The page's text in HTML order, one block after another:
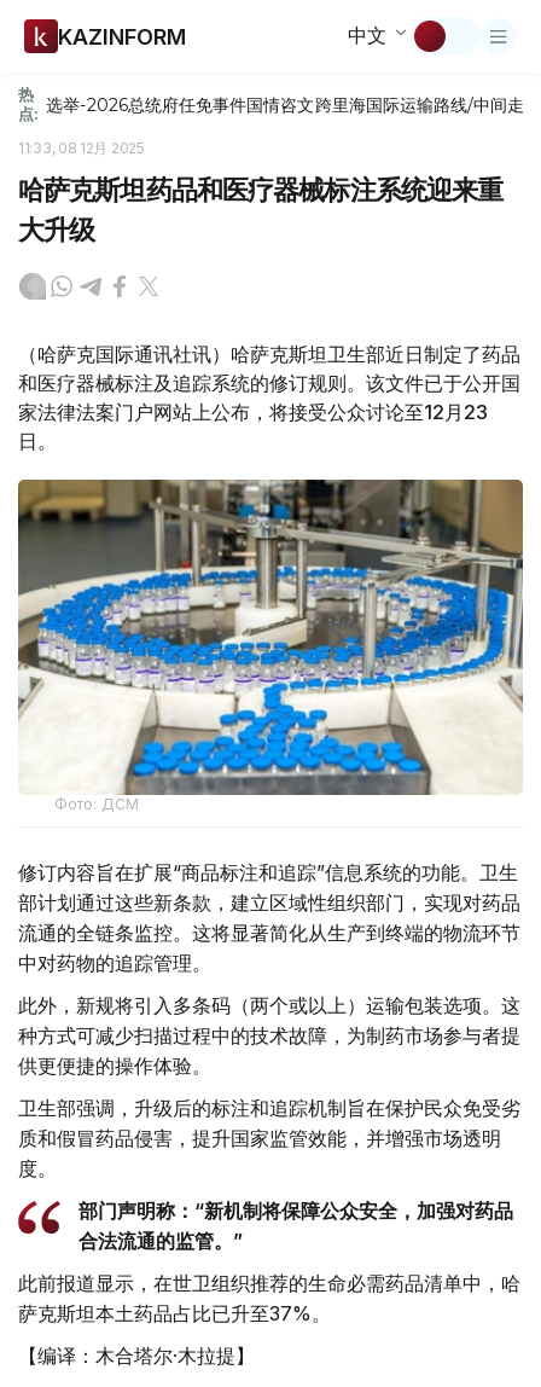
KAZINFORM 中文
热
点: 选举-2026总统府任免事件国情咨文跨里海国际运输路线/中间走廊
11:33, 08 12月 2025
哈萨克斯坦药品和医疗器械标注系统迎来重
大升级
（哈萨克国际通讯社讯）哈萨克斯坦卫生部近日制定了药品
和医疗器械标注及追踪系统的修订规则。该文件已于公开国
家法律法案门户网站上公布，将接受公众讨论至12月23
日。
Фото: ДСМ
修订内容旨在扩展“商品标注和追踪”信息系统的功能。卫生
部计划通过这些新条款，建立区域性组织部门，实现对药品
流通的全链条监控。这将显著简化从生产到终端的物流环节
中对药物的追踪管理。
此外，新规将引入多条码（两个或以上）运输包装选项。这
种方式可减少扫描过程中的技术故障，为制药市场参与者提
供更便捷的操作体验。
卫生部强调，升级后的标注和追踪机制旨在保护民众免受劣
质和假冒药品侵害，提升国家监管效能，并增强市场透明
度。
部门声明称：“新机制将保障公众安全，加强对药品
合法流通的监管。”
此前报道显示，在世卫组织推荐的生命必需药品清单中，哈
萨克斯坦本土药品占比已升至37%。
【编译：木合塔尔·木拉提】